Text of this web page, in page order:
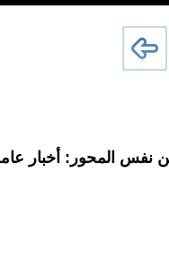
نفس المحور: أخبار